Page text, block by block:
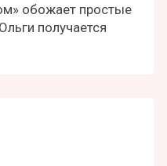
обожает простые
получается